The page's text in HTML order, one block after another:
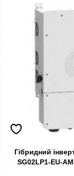
Гібридний
SG02LP1-EU-